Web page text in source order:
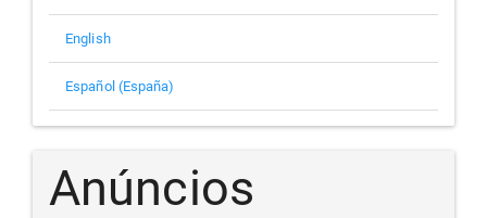
English
Español (España)
Anúncios